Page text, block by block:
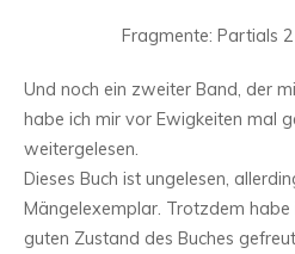
Fragmente: Partials
Und noch ein zweiter Band, der
habe ich mir vor Ewigkeiten mal
weitergelesen.
Dieses Buch ist ungelesen,
Mängelexemplar. Trotzdem habe
guten Zustand des Buches